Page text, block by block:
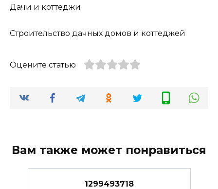
Дачи и коттеджи
Строительство дачных домов и коттеджей
Оцените статью
Вам также может понравиться
1299493718